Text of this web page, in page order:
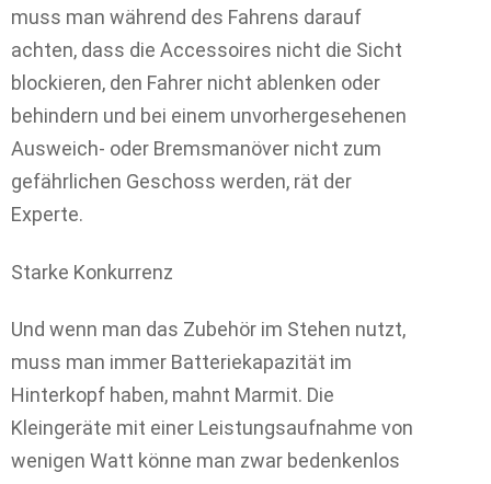
muss man während des Fahrens darauf
achten, dass die Accessoires nicht die Sicht
blockieren, den Fahrer nicht ablenken oder
behindern und bei einem unvorhergesehenen
Ausweich- oder Bremsmanöver nicht zum
gefährlichen Geschoss werden, rät der
Experte.
Starke Konkurrenz
Und wenn man das Zubehör im Stehen nutzt,
muss man immer Batteriekapazität im
Hinterkopf haben, mahnt Marmit. Die
Kleingeräte mit einer Leistungsaufnahme von
wenigen Watt könne man zwar bedenkenlos